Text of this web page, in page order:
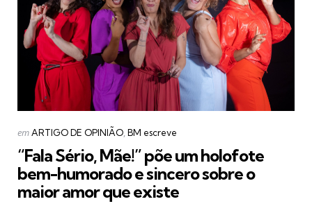
Categorias
Postado
emARTIGO DE OPINIÃO BM escreve
“Fala Sério, Mãe!” põe um holofote
bem-humorado e sincero sobre o
maior amor que existe